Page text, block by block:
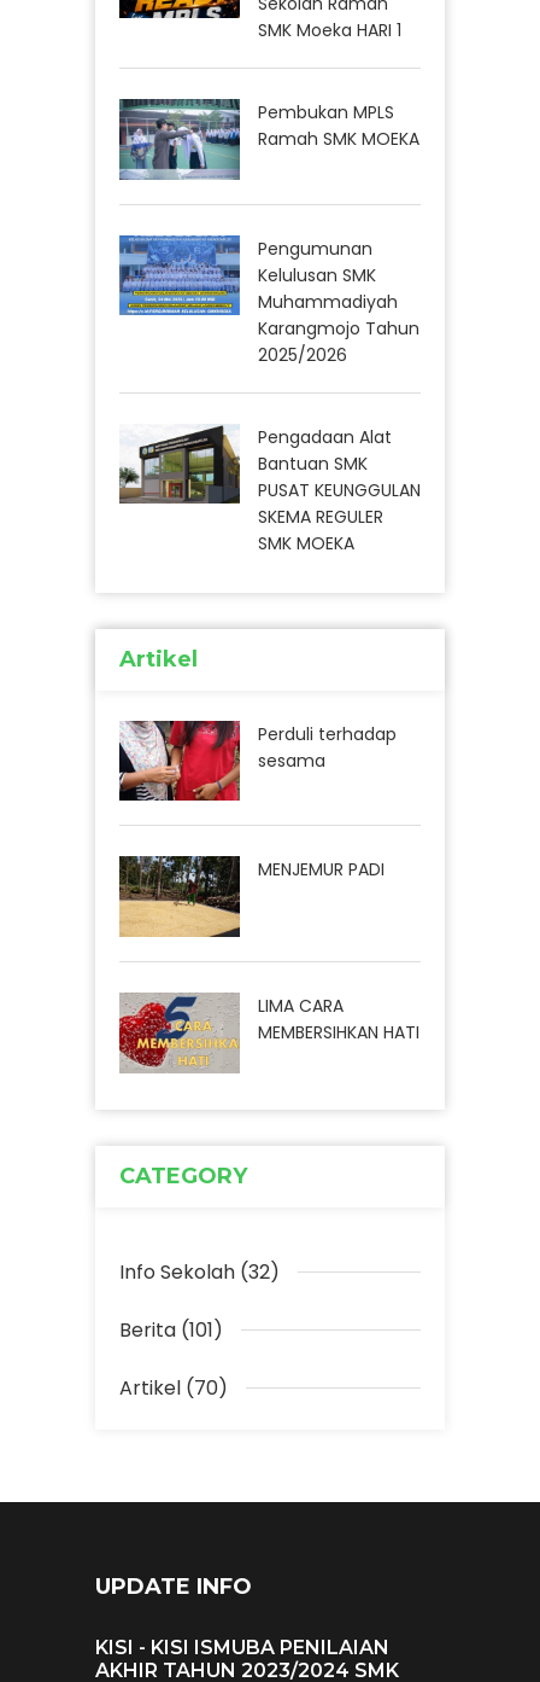
SMK Moeka HARI 1
Pembukan MPLS
Ramah SMK MOEKA
Pengumunan
Kelulusan SMK
Muhammadiyah
Karangmojo Tahun
2025/2026
Pengadaan Alat
Bantuan SMK
PUSAT KEUNGGULAN
SKEMA REGULER
SMK MOEKA
Artikel
Perduli terhadap
sesama
MENJEMUR PADI
LIMA CARA
MEMBERSIHKAN HATI
CATEGORY
Info Sekolah (32)
Berita (101)
Artikel (70)
UPDATE INFO
KISI - KISI ISMUBA PENILAIAN
AKHIR TAHUN 2023/2024 SMK